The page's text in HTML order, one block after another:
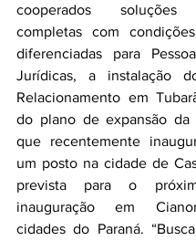
cooperados soluções
completas com
diferenciadas para
Jurídicas, a instalação
Relacionamento em
do plano de expansão da
que recentemente
um posto na cidade de
prevista para o
inauguração em
cidades do Paraná.